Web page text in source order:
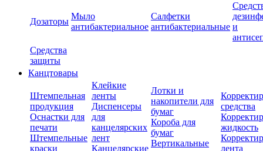
Дозаторы
Мыло
антибактериальное
Салфетки
антибактериальные и
Средства
защиты
Канцтовары
Штемпельная
продукция
Оснастки для
печати
Штемпельные
краски
Клейкие
ленты
Диспенсеры
для
канцелярских
лент
Канцелярские
Лотки и
накопители для
бумаг
Короба для
бумаг
Вертикальные
средства
жидкость
лента